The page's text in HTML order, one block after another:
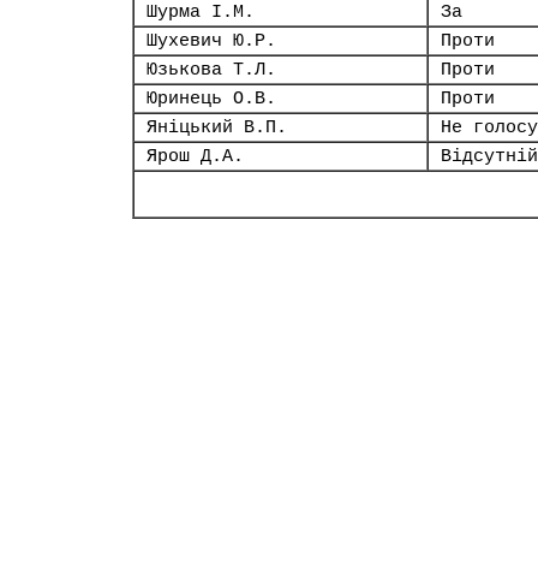
Шурма І.М.
За
Шухевич Ю.Р.
Проти
Юзькова Т.Л.
Проти
Юринець О.В.
Проти
Яніцький В.П.
Не
Ярош Д.А.
Відсутній